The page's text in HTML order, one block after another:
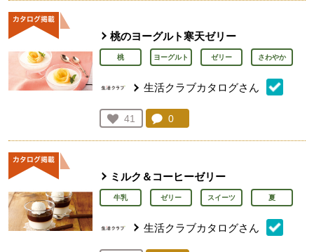
桃のヨーグルト寒天ゼリー
桃 ヨーグルト ゼリー さわやか
生活クラブカタログさん
お気に入り登録：
41
人が登録
コメント：
0
ミルク＆コーヒーゼリー
牛乳 ゼリー スイーツ 夏
生活クラブカタログさん